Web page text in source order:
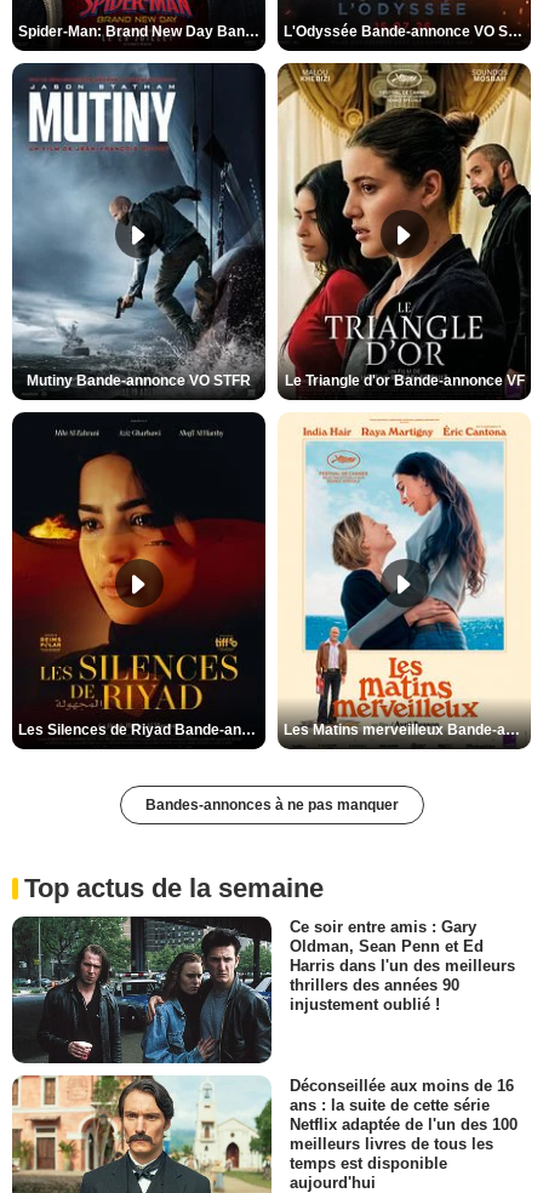
Spider-Man: Brand New Day Bande-annonce VO STFR L'Odyssée Bande-annonce VO STFR
Mutiny Bande-annonce VO STFR Le Triangle d'or Bande-annonce VF
Les Silences de Riyad Bande-annonce VO STFR Les Matins merveilleux Bande-annonce VF
Bandes-annonces à ne pas manquer
Top actus de la semaine
Ce soir entre amis : Gary
Oldman, Sean Penn et Ed
Harris dans l'un des meilleurs
thrillers des années 90
injustement oublié !
Déconseillée aux moins de 16
ans : la suite de cette série
Netflix adaptée de l'un des 100
meilleurs livres de tous les
temps est disponible
aujourd'hui